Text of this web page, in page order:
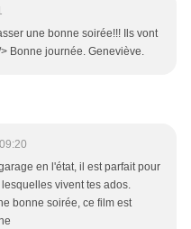
une bonne soirée!!! Ils vont
Bonne journée. Geneviève.
en l'état, il est parfait pour
vivent tes ados.
bonne soirée, ce film est